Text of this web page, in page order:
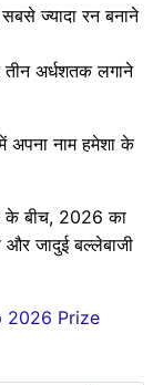
ज्यादा रन बनाने
अर्धशतक लगाने
अपना नाम हमेशा के
के बीच, 2026 का
और जादुई बल्लेबाजी
2026 Prize